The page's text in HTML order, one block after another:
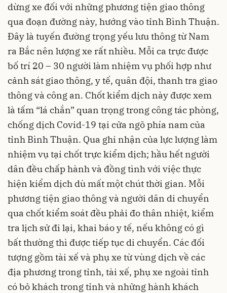
dừng xe đối với những phương tiện giao thông
qua đoạn đường này, hướng vào tỉnh Bình Thuận.
Đây là tuyến đường trọng yếu lưu thông từ Nam
ra Bắc nên lượng xe rất nhiều. Mỗi ca trực được
bố trí 20 – 30 người làm nhiệm vụ phối hợp như
cảnh sát giao thông, y tế, quân đội, thanh tra giao
thông và công an. Chốt kiểm dịch này được xem
là tấm “lá chắn” quan trọng trong công tác phòng,
chống dịch Covid-19 tại cửa ngõ phía nam của
tỉnh Bình Thuận. Qua ghi nhận của lực lượng làm
nhiệm vụ tại chốt trực kiểm dịch; hầu hết người
dân đều chấp hành và đồng tình với việc thực
hiện kiểm dịch dù mất một chút thời gian. Mỗi
phương tiện giao thông và người dân di chuyển
qua chốt kiểm soát đều phải đo thân nhiệt, kiểm
tra lịch sử đi lại, khai báo y tế, nếu không có gì
bất thường thì được tiếp tục di chuyển. Các đối
tượng gồm tài xế và phụ xe từ vùng dịch về các
địa phương trong tỉnh, tài xế, phụ xe ngoài tỉnh
có bỏ khách trong tỉnh và những hành khách